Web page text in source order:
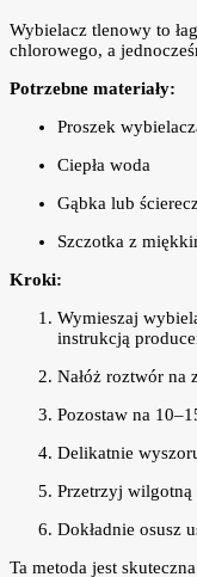
Wybielacz tlenowy to
chlorowego, a
Potrzebne materiały:
Proszek
Ciepła woda
Gąbka lub
Szczotka z
Kroki:
Wymieszaj
instrukcją
Nałóż roztwór na
Pozostaw na
Delikatnie
Przetrzyj wilgotną
Dokładnie osusz
Ta metoda jest